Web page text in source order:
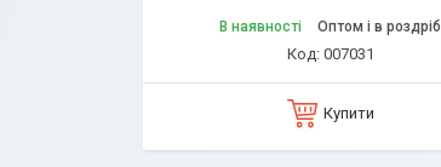
В наявності Оптом і в роздріб
007031
Купити